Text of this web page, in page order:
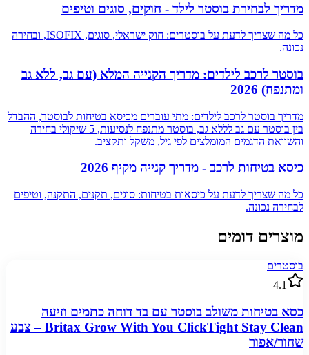
מדריך לבחירת בוסטר לילד - חוקים, סוגים וטיפים
כל מה שצריך לדעת על בוסטרים: חוק ישראלי, סוגים, ISOFIX, ובחירה
נכונה.
בוסטר לרכב לילדים: מדריך הקנייה המלא (עם גב, ללא גב
ומתנפח) 2026
מדריך בוסטר לרכב לילדים: מתי עוברים מכיסא בטיחות לבוסטר, ההבדל
בין בוסטר עם גב לללא גב, בוסטר מתנפח לנסיעות, 5 שיקולי בחירה
והשוואת הדגמים המומלצים לפי גיל, משקל ותקציב.
כיסא בטיחות לרכב - מדריך קנייה מקיף 2026
כל מה שצריך לדעת על כיסאות בטיחות: סוגים, תקנים, התקנה, וטיפים
לבחירה נכונה.
מוצרים דומים
בוסטרים
4.1
כסא בטיחות משולב בוסטר עם בד דוחה כתמים וזיעה
Britax Grow With You ClickTight Stay Clean – צבע
שחור/אפור